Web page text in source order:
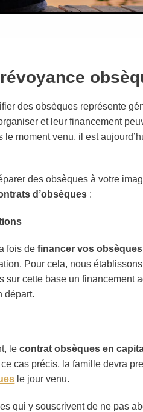
des obsèques représente
et leur financement
moment venu, il est
des obsèques à votre
d’obsèques :
fois definancer vos obsèques
Pour cela, nous
sur cette base un financement
départ.
lecontrat obsèques en
cas précis, la famille devra
le jour venu.
qui y souscrivent de ne pas